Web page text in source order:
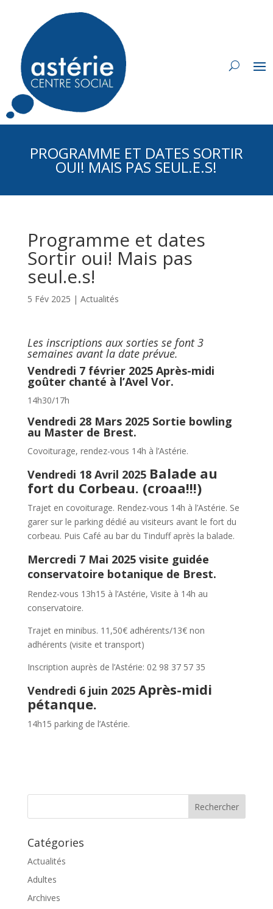
PROGRAMME ET DATES SORTIR
OUI! MAIS PAS SEUL.E.S!
Programme et dates
Sortir oui! Mais pas
seul.e.s!
5 Fév 2025 | Actualités
Les inscriptions aux sorties se font 3
semaines avant la date prévue.
Vendredi 7 février 2025 Après-midi
goûter chanté à l’Avel Vor.
14h30/17h
Vendredi 28 Mars 2025 Sortie bowling
au Master de Brest.
Covoiturage, rendez-vous 14h à l’Astérie.
Vendredi 18 Avril 2025 Balade au
fort du Corbeau. (croaa!!!)
Trajet en covoiturage. Rendez-vous 14h à l’Astérie. Se
garer sur le parking dédié au visiteurs avant le fort du
corbeau. Puis Café au bar du Tinduff après la balade.
Mercredi 7 Mai 2025 visite guidée
conservatoire botanique de Brest.
Rendez-vous 13h15 à l’Astérie, Visite à 14h au
conservatoire.
Trajet en minibus. 11,50€ adhérents/13€ non
adhérents (visite et transport)
Inscription auprès de l’Astérie: 02 98 37 57 35
Vendredi 6 juin 2025 Après-midi
pétanque.
14h15 parking de l’Astérie.
Catégories
Actualités
Adultes
Archives